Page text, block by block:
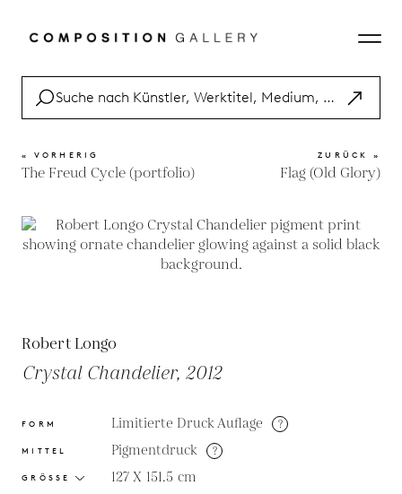
« VORHERIG
The Freud Cycle (portfolio)
ZURÜCK »
Flag (Old Glory)
Robert Longo
Crystal Chandelier, 2012
FORM Limitierte Druck Auflage ?
MITTEL Pigmentdruck ?
GRÖSSE 127 X 151.5 cm